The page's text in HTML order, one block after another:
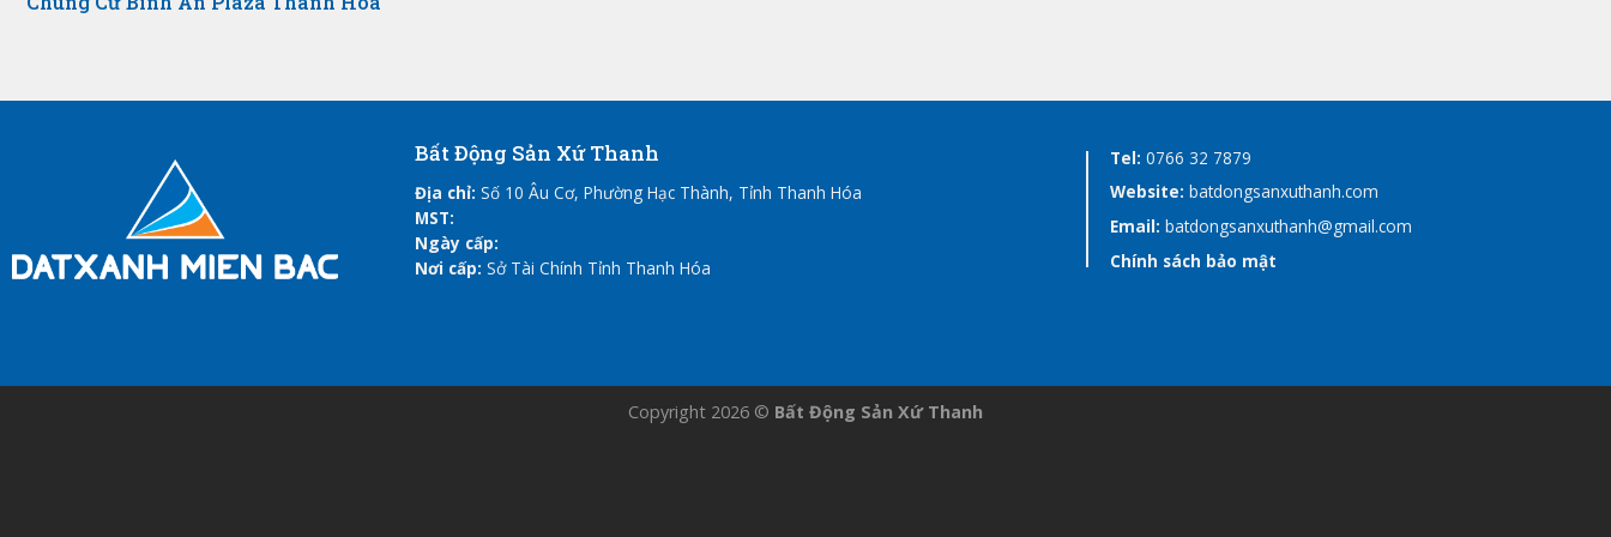
Bất Động Sản Xứ Thanh
Địa chỉ: Số 10 Âu Cơ, Phường Hạc Thành, Tỉnh Thanh Hóa
MST:
Ngày cấp:
Nơi cấp: Sở Tài Chính Tỉnh Thanh Hóa
Tel: 0766 32 7879
Website: batdongsanxuthanh.com
Email: batdongsanxuthanh@gmail.com
Chính sách bảo mật
Copyright 2026 © Bất Động Sản Xứ Thanh